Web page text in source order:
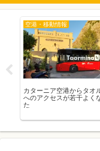
空港・移動情報
カターニア空港からタオ
へのアクセスが若干よく
た